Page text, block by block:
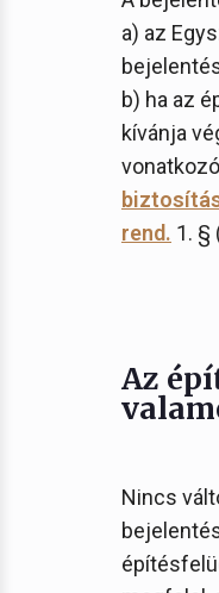
a) az
b) ha az
kívánja
rend. 1. §
Az
Nincs